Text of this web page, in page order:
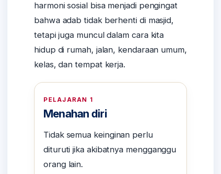
harmoni sosial bisa menjadi pengingat
bahwa adab tidak berhenti di masjid,
tetapi juga muncul dalam cara kita
hidup di rumah, jalan, kendaraan umum,
kelas, dan tempat kerja.
PELAJARAN 1
Menahan diri
Tidak semua keinginan perlu
dituruti jika akibatnya mengganggu
orang lain.